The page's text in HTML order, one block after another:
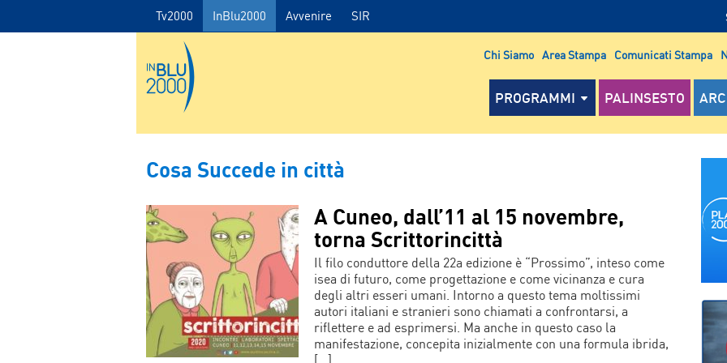
Tv2000 InBlu2000 Avvenire SIR
Chi Siamo Area Stampa Comunicati Stampa
PROGRAMMI PALINSESTO
Cosa Succede in città
A Cuneo, dall’11 al 15 novembre,
torna Scrittorincittà
Il filo conduttore della 22a edizione è “Prossimo”, inteso come
isea di futuro, come progettazione e come vicinanza e cura
degli altri esseri umani. Intorno a questo tema moltissimi
autori italiani e stranieri sono chiamati a confrontarsi, a
riflettere e ad esprimersi. Ma anche in questo caso la
manifestazione, concepita inizialmente con una formula ibrida,
[…]